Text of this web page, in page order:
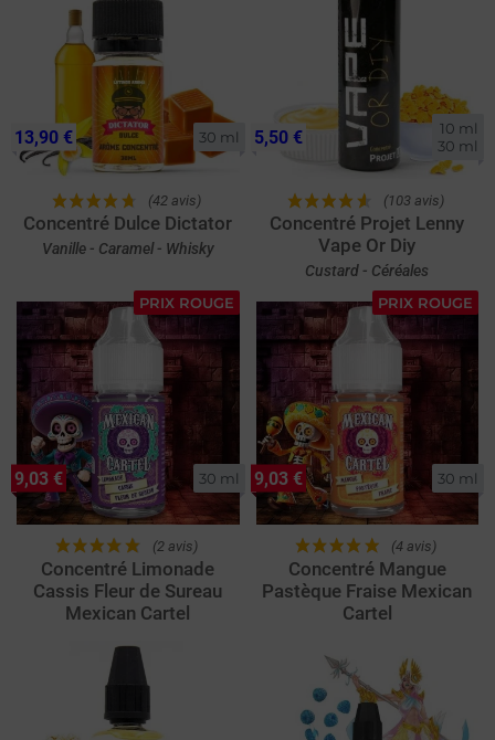
30 ml
(42 avis)
Concentré Dulce Dictator
Vanille - Caramel - Whisky
13,90 €
10 ml
30 ml
(103 avis)
Concentré Projet Lenny
Vape Or Diy
Custard - Céréales
5,50 €
PRIX ROUGE
30 ml
(2 avis)
Concentré Limonade
Cassis Fleur de Sureau
Mexican Cartel
9,03 €
PRIX ROUGE
30 ml
(4 avis)
Concentré Mangue
Pastèque Fraise Mexican
Cartel
9,03 €